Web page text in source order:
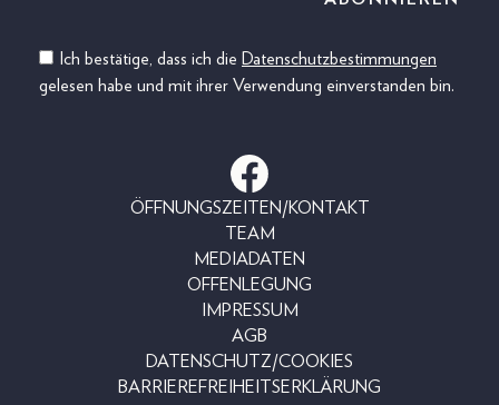
Ich bestätige, dass ich die Datenschutzbestimmungen
gelesen habe und mit ihrer Verwendung einverstanden bin.
ÖFFNUNGSZEITEN/KONTAKT
TEAM
MEDIADATEN
OFFENLEGUNG
IMPRESSUM
AGB
DATENSCHUTZ/COOKIES
BARRIEREFREIHEITSERKLÄRUNG